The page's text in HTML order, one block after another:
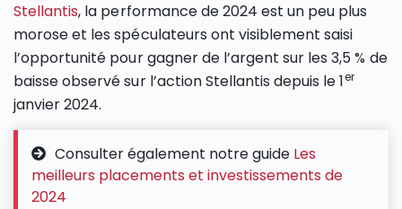
Stellantis, la performance de 2024 est un peu plus
morose et les spéculateurs ont visiblement saisi
l’opportunité pour gagner de l’argent sur les 3,5 % de
baisse observé sur l’action Stellantis depuis le 1er
janvier 2024.
Consulter également notre guide Les
meilleurs placements et investissements de
2024